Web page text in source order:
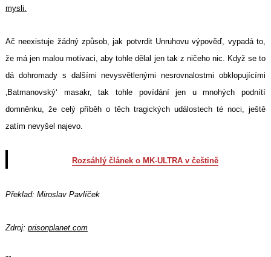
mysli.
Ač neexistuje žádný způsob, jak potvrdit Unruhovu výpověď, vypadá to,
že má jen malou motivaci, aby tohle dělal jen tak z ničeho nic. Když se to
dá dohromady s dalšími nevysvětlenými nesrovnalostmi obklopujícími
‚Batmanovský‘ masakr, tak tohle povídání jen u mnohých podnítí
domněnku, že celý příběh o těch tragických událostech té noci, ještě
zatím nevyšel najevo.
Rozsáhlý článek o MK-ULTRA v češtině
Překlad: Miroslav Pavlíček
Zdroj: prisonplanet.com